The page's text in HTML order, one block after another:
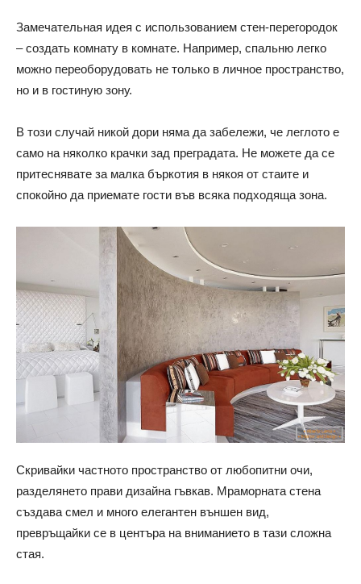
Замечательная идея с использованием стен-перегородок
– создать комнату в комнате. Например, спальню легко
можно переоборудовать не только в личное пространство,
но и в гостиную зону.
В този случай никой дори няма да забележи, че леглото е
само на няколко крачки зад преградата. Не можете да се
притеснявате за малка бъркотия в някоя от стаите и
спокойно да приемате гости във всяка подходяща зона.
Скривайки частното пространство от любопитни очи,
разделянето прави дизайна гъвкав. Мраморната стена
създава смел и много елегантен външен вид,
превръщайки се в центъра на вниманието в тази сложна
стая.